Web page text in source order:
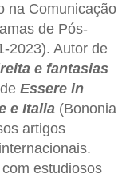
na Comunicação
de Pós-
2023). Autor de
e fantasias
Essere in
e Italia (Bononia
artigos
estudiosos